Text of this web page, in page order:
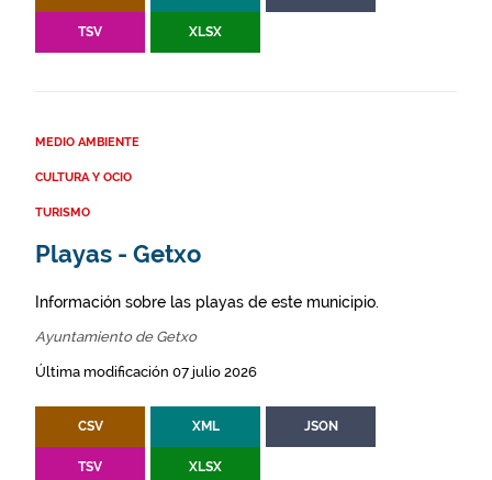
TSV XLSX
MEDIO AMBIENTE
CULTURA Y OCIO
TURISMO
Playas - Getxo
Información sobre las playas de este municipio.
Ayuntamiento de Getxo
Última modificación 07 julio 2026
CSV XML JSON
TSV XLSX